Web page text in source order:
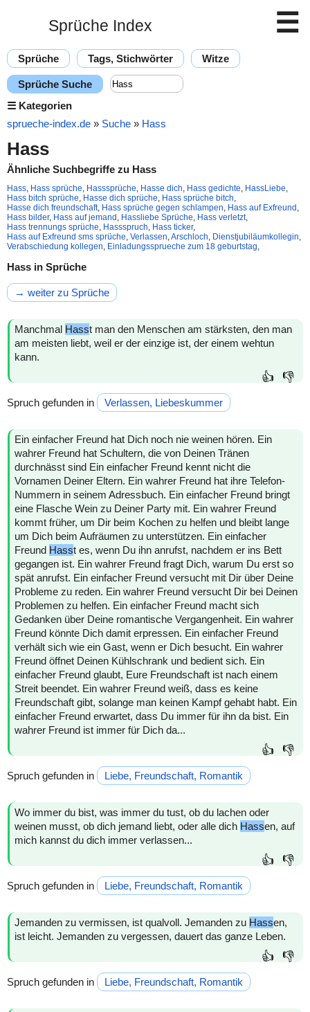
Sprüche Index ☰
Sprüche Tags, Stichwörter Witze
Sprüche Suche
☰ Kategorien
sprueche-index.de » Suche » Hass
Hass
Ähnliche Suchbegriffe zu Hass
Hass, Hass sprüche, Hasssprüche, Hasse dich, Hass gedichte, HassLiebe,
Hass bitch sprüche, Hasse dich sprüche, Hass sprüche bitch,
Hasse dich freundschaft, Hass sprüche gegen schlampen, Hass auf Exfreund ,
Hass bilder, Hass auf jemand , Hassliebe Sprüche, Hass verletzt,
Hass trennungs sprüche, Hassspruch, Hass ticker,
Hass auf Exfreund sms sprüche, Verlassen,Arschloch, Dienstjubiläumkollegin,
Verabschiedung kollegen, Einladungssprueche zum 18 geburtstag,
Hass in Sprüche
→ weiter zu Sprüche
Manchmal Hasst man den Menschen am stärksten, den man
am meisten liebt, weil er der einzige ist, der einem wehtun
kann.
👍 👎
Spruch gefunden in Verlassen, Liebeskummer
Ein einfacher Freund hat Dich noch nie weinen hören. Ein
wahrer Freund hat Schultern, die von Deinen Tränen
durchnässt sind Ein einfacher Freund kennt nicht die
Vornamen Deiner Eltern. Ein wahrer Freund hat ihre Telefon-
Nummern in seinem Adressbuch. Ein einfacher Freund bringt
eine Flasche Wein zu Deiner Party mit. Ein wahrer Freund
kommt früher, um Dir beim Kochen zu helfen und bleibt lange
um Dich beim Aufräumen zu unterstützen. Ein einfacher
Freund Hasst es, wenn Du ihn anrufst, nachdem er ins Bett
gegangen ist. Ein wahrer Freund fragt Dich, warum Du erst so
spät anrufst. Ein einfacher Freund versucht mit Dir über Deine
Probleme zu reden. Ein wahrer Freund versucht Dir bei Deinen
Problemen zu helfen. Ein einfacher Freund macht sich
Gedanken über Deine romantische Vergangenheit. Ein wahrer
Freund könnte Dich damit erpressen. Ein einfacher Freund
verhält sich wie ein Gast, wenn er Dich besucht. Ein wahrer
Freund öffnet Deinen Kühlschrank und bedient sich. Ein
einfacher Freund glaubt, Eure Freundschaft ist nach einem
Streit beendet. Ein wahrer Freund weiß, dass es keine
Freundschaft gibt, solange man keinen Kampf gehabt habt. Ein
einfacher Freund erwartet, dass Du immer für ihn da bist. Ein
wahrer Freund ist immer für Dich da...
👍 👎
Spruch gefunden in Liebe, Freundschaft, Romantik
Wo immer du bist, was immer du tust, ob du lachen oder
weinen musst, ob dich jemand liebt, oder alle dich Hassen, auf
mich kannst du dich immer verlassen...
👍 👎
Spruch gefunden in Liebe, Freundschaft, Romantik
Jemanden zu vermissen, ist qualvoll. Jemanden zu Hassen,
ist leicht. Jemanden zu vergessen, dauert das ganze Leben.
👍 👎
Spruch gefunden in Liebe, Freundschaft, Romantik